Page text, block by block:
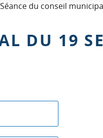
Séance du conseil
DU 19